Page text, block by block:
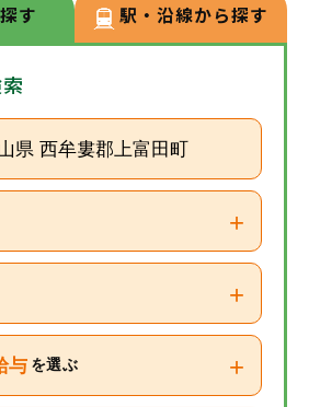
す 駅・沿線から探す
県 西牟婁郡上富田町
+
+
与 を選ぶ +